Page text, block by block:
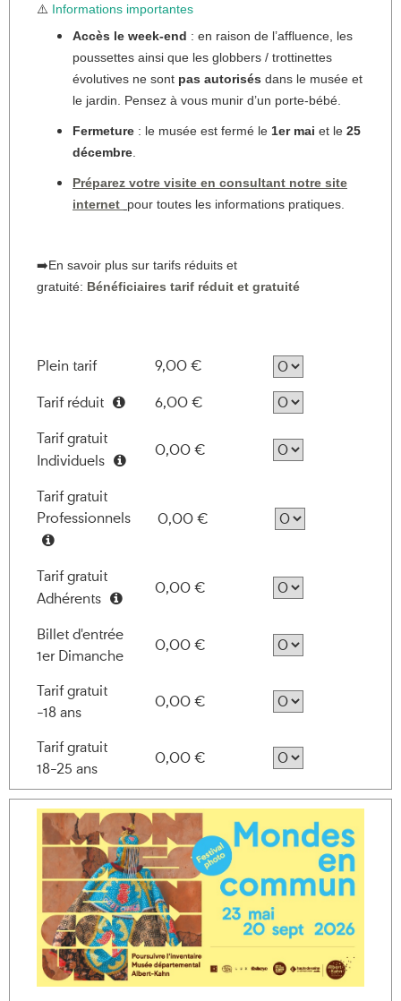
⚠️ Informations importantes
Accès le week-end : en raison de l’affluence, les
poussettes ainsi que les globbers / trottinettes
évolutives ne sont pas autorisés dans le musée et
le jardin. Pensez à vous munir d’un porte-bébé.
Fermeture : le musée est fermé le 1er mai et le 25
décembre
Préparez votre visite en consultant notre site
internet pour toutes les informations pratiques.
➡️En savoir plus sur tarifs réduits et
gratuité: Bénéficiaires tarif réduit et gratuité
Plein tarif
9,00 €
Tarif réduit
6,00 €
Tarif gratuit
Individuels
0,00 €
Tarif gratuit
Professionnels
0,00 €
Tarif gratuit
Adhérents
0,00 €
Billet d'entrée
1er Dimanche
0,00 €
Tarif gratuit
-18 ans
0,00 €
Tarif gratuit
18-25 ans
0,00 €